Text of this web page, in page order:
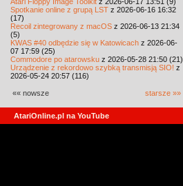
Spotkanie online z grupą LST z 2026-06-16 16:32
(17)
Recoil zintegrowany z macOS z 2026-06-13 21:34
(5)
KWAS #40 odbędzie się w Katowicach z 2026-06-
07 17:59 (25)
Commodore po atarowsku z 2026-05-28 21:50 (21)
Urządzenie z rekordowo szybką transmisją SIO! z
2026-05-24 20:57 (116)
«« nowsze starsze »»
AtariOnline.pl na YouTube